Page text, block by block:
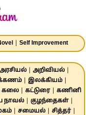
| Self Improvement
அரசியல் அறிவியல்
இலக்கியம்
கலை| கட்டுரை| கணினி
நாவல் குழந்தைகள்|
| சமையல்| சித்தர்|